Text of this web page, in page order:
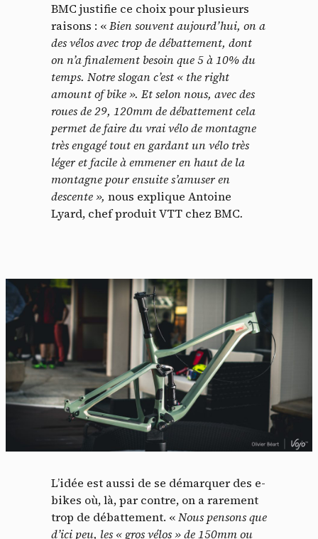
BMC justifie ce choix pour plusieurs
raisons : «Bien souvent aujourd’hui, on a
des vélos avec trop de débattement, dont
on n’a finalement besoin que 5 à 10% du
temps. Notre slogan c’est « the right
amount of bike ». Et selon nous, avec des
roues de 29, 120mm de débattement cela
permet de faire du vrai vélo de montagne
très engagé tout en gardant un vélo très
léger et facile à emmener en haut de la
montagne pour ensuite s’amuser en
descente », nous explique Antoine
Lyard, chef produit VTT chez BMC.
L’idée est aussi de se démarquer des e-
bikes où, là, par contre, on a rarement
trop de débattement. «Nous pensons que
d’ici peu, les « gros vélos » de 150mm ou